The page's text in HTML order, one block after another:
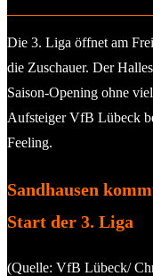
Die 3. Liga öffnet am
die Zuschauer. Der
Saison-Opening ohne
Aufsteiger VfB Lübeck
Feeling.
Sandhausen
Start der 3. Liga
(Quelle: VfB Lübeck/